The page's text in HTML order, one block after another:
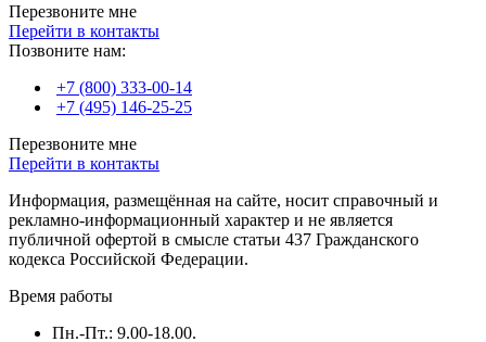
И другие устройства.
Производство торговой техники находится не в Волгограду.
заводах в Китае и на Тайване. Исследовательский-
Технический Центр находится в Южной Корее. В Волгограду
компания представляет новые технические решения для
автоматизации торговли.
Оптимизация работы магазина
ПОС система выполняет несколько задач. Она передает
Генерирует и печатает
Перезвоните мне
Перейти в контакты
Позвоните нам:
+7 (800) 333-00-14
+7 (495) 146-25-25
Перезвоните мне
Перейти в контакты
Информация, размещённая на сайте, носит справочный и
рекламно-информационный характер и не является
публичной офертой в смысле статьи 437 Гражданского
кодекса Российской Федерации.
Время работы
Пн.-Пт.: 9.00-18.00.